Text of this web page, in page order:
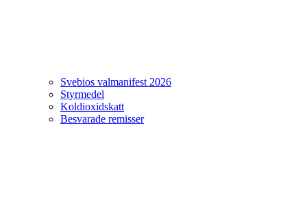
Svebios valmanifest 2026
Styrmedel
Koldioxidskatt
Besvarade remisser